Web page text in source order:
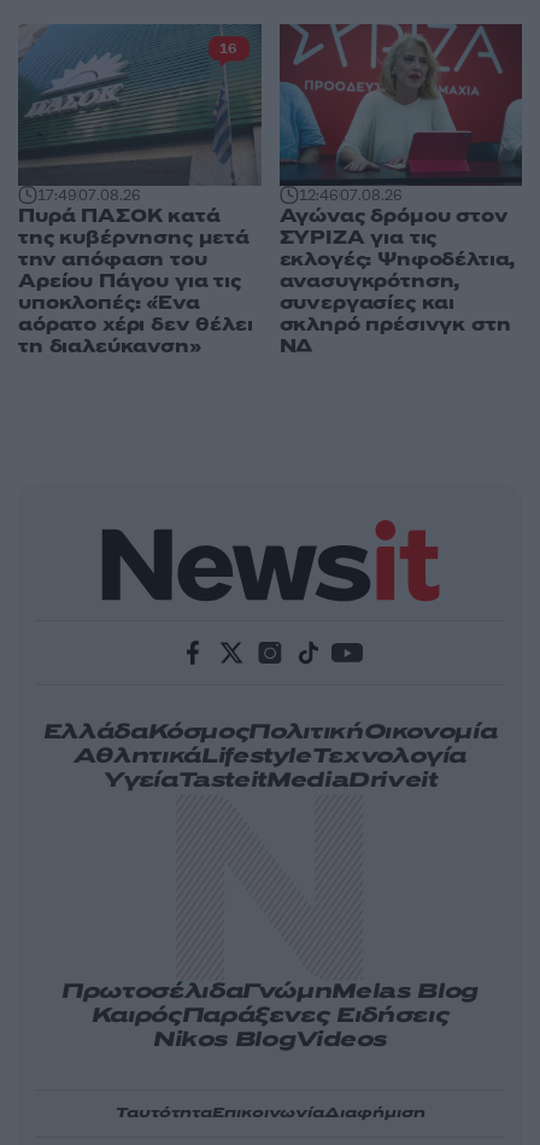
17:4907.08.26
Πυρά ΠΑΣΟΚ κατά
της κυβέρνησης μετά
την απόφαση του
Αρείου Πάγου για τις
υποκλοπές: «Ένα
αόρατο χέρι δεν θέλει
τη διαλεύκανση»
16
12:4607.08.26
Αγώνας δρόμου στον
ΣΥΡΙΖΑ για τις
εκλογές: Ψηφοδέλτια,
ανασυγκρότηση,
συνεργασίες και
σκληρό πρέσινγκ στη
ΝΔ
ΕλλάδαΚόσμοςΠολιτικήΟικονομία
ΑθλητικάLifestyleΤεχνολογία
ΥγείαTasteitMediaDriveit
ΠρωτοσέλιδαΓνώμηMelas Blog
ΚαιρόςΠαράξενες Ειδήσεις
Nikos BlogVideos
ΤαυτότηταΕπικοινωνίαΔιαφήμιση